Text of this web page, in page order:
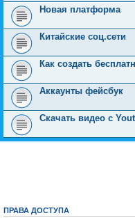
Новая платформа
Китайские соц.сети
Как создать
Аккаунты фейсбук
Скачать видео с
ПРАВА ДОСТУПА